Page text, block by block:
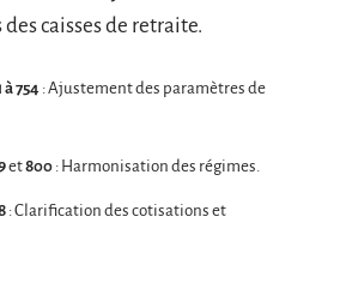
caisses de retraite.
754 : Ajustement des paramètres de
et800 : Harmonisation des régimes.
: Clarification des cotisations et